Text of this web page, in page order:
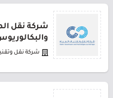
شركة نقل
شركة نقل